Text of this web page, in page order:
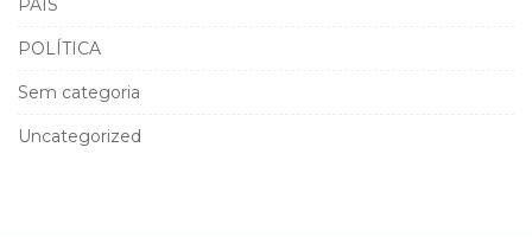
PAÍS
POLÍTICA
Sem categoria
Uncategorized